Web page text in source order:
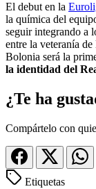
El debut en la
la química del
seguir integrando a
entre la veteranía
Bolonia será la
la identidad del
¿Te ha
Compártelo con
Etiquetas